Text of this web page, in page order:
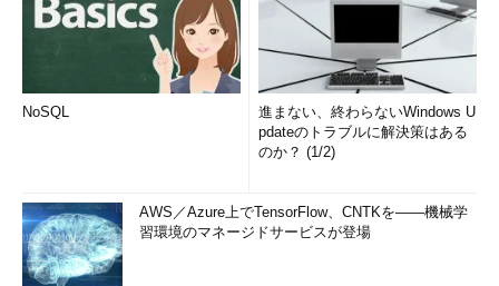
NoSQL
進まない、終わらないWindows U
pdateのトラブルに解決策はある
のか？ (1/2)
AWS／Azure上でTensorFlow、CNTKを――機械学
習環境のマネージドサービスが登場